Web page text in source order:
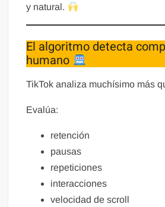
y natural.
El algoritmo detecta
humano
TikTok analiza muchísimo más
Evalúa:
retención
pausas
repeticiones
interacciones
velocidad de scroll